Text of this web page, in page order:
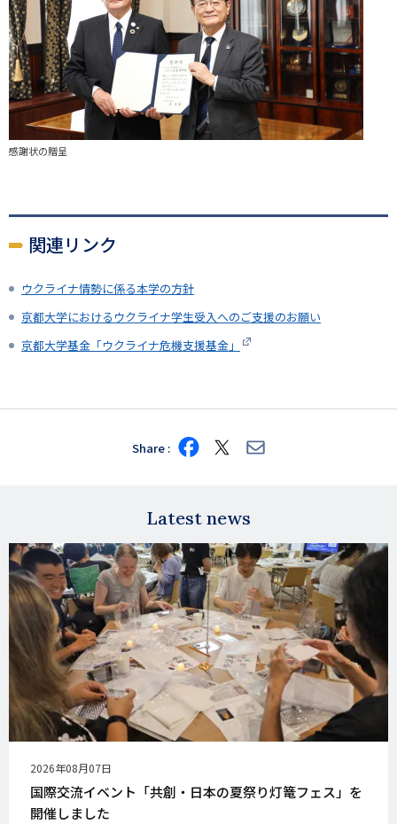
感謝状の贈呈
関連リンク
ウクライナ情勢に係る本学の方針
京都大学におけるウクライナ学生受入へのご支援のお願い
京都大学基金「ウクライナ危機支援基金」
Share Share
on
Share
on
Share
via
Latest news
公
開
日
2026年08月07日
国際交流イベント「共創・日本の夏祭り灯篭フェス」を
開催しました